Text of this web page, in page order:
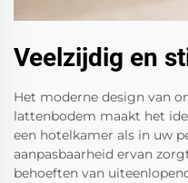
Veelzijdig en
Het moderne design van
lattenbodem maakt het
een hotelkamer als in uw
aanpasbaarheid ervan
behoeften van